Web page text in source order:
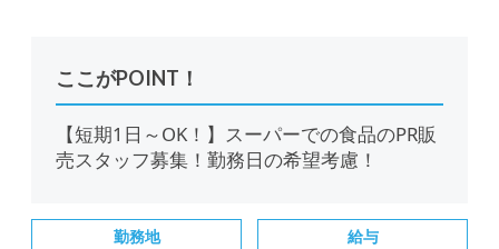
ここがPOINT！
【短期1日～OK！】スーパーでの食品のPR販
売スタッフ募集！勤務日の希望考慮！
勤務地 給与